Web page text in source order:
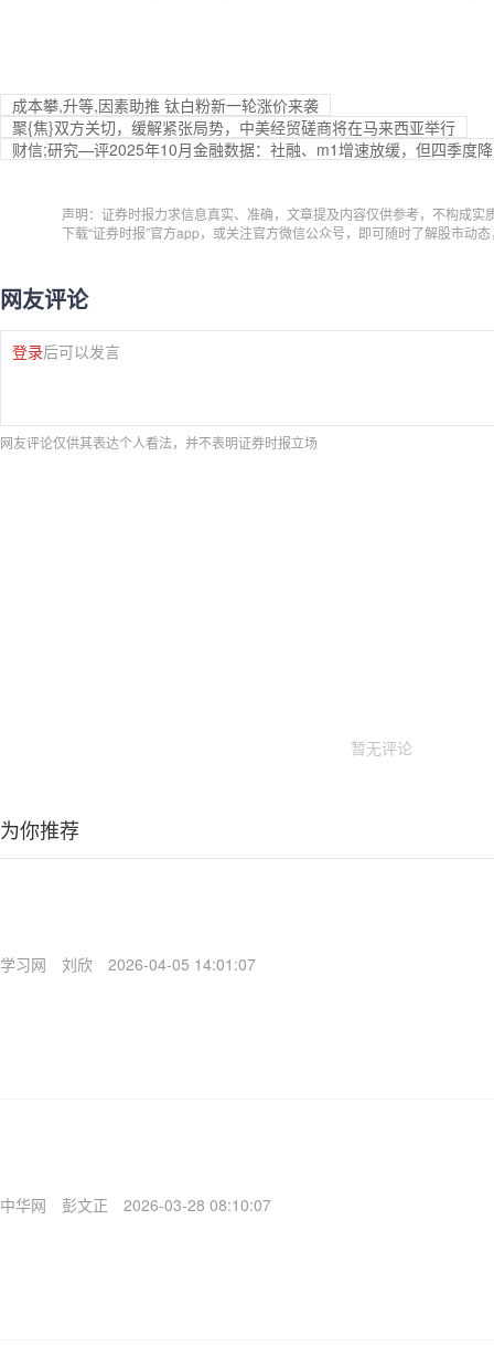
成本攀,升等,因素助推 钛白粉新一轮涨价来袭
聚{焦}双方关切，缓解紧张局势，中美经贸磋商将在马来西亚举行
财信;研究—评2025年10月金融数据：社融、m1增速放缓，但四季度
声明：证券时报力求信息真实、准确，文章提及内容仅供参考，不构成实
下载“证券时报”官方app，或关注官方微信公众号，即可随时了解股市动
网友评论
登录后可以发言
网友评论仅供其表达个人看法，并不表明证券时报立场
暂无评论
为你推荐
学习网 刘欣 2026-04-05 14:01:07
中华网 彭文正 2026-03-28 08:10:07